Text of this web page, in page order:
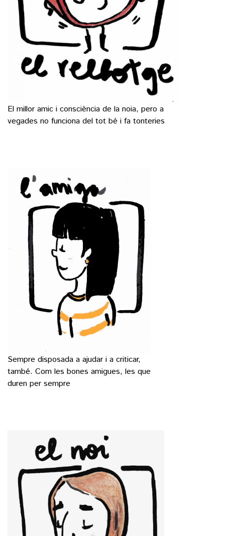
El millor amic i consciència de la noia, pero a
vegades no funciona del tot bé i fa tonteries
Sempre disposada a ajudar i a criticar,
també. Com les bones amigues, les que
duren per sempre